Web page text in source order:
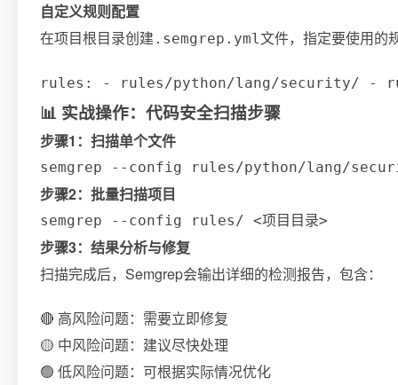
自定义规则配置
在项目根目录创建 .semgrep.yml文件，指定要使用的
rules: - rules/python/lang/security/ -
📊 实战操作：代码安全扫描步骤
步骤1：扫描单个文件
semgrep --config rules/python/lang/
步骤2：批量扫描项目
semgrep --config rules/ <项目目录>
步骤3：结果分析与修复
扫描完成后，Semgrep会输出详细的检测报告，包含：
🔴 高风险问题：需要立即修复
🟡 中风险问题：建议尽快处理
🟢 低风险问题：可根据实际情况优化